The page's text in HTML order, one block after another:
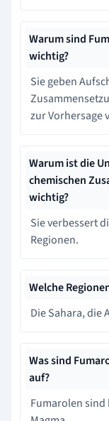
Warum sind
wichtig?
Sie geben
zur Vorhersage
Warum ist die
chemischen
wichtig?
Sie verbessert
Regionen.
Welche
Die Sahara, die
Was sind
auf?
Fumarolen sind